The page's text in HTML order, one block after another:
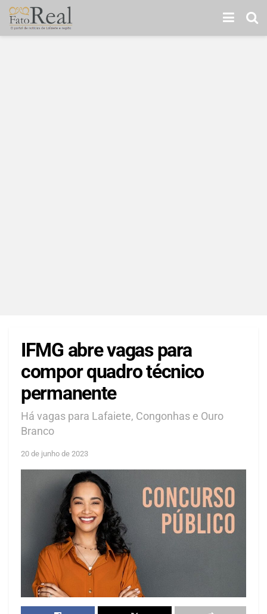
IFMG abre vagas para
compor quadro técnico
permanente
Há vagas para Lafaiete, Congonhas e Ouro
Branco
20 de junho de 2023